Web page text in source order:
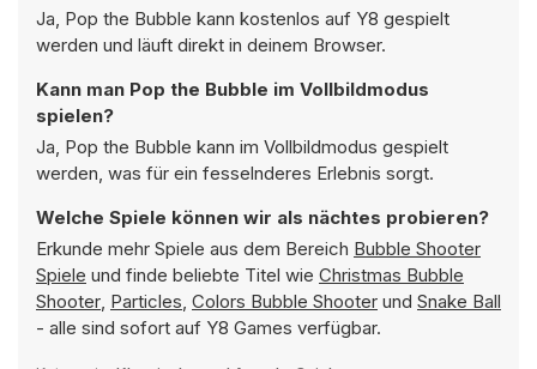
Ja, Pop the Bubble kann kostenlos auf Y8 gespielt
werden und läuft direkt in deinem Browser.
Kann man Pop the Bubble im Vollbildmodus
spielen?
Ja, Pop the Bubble kann im Vollbildmodus gespielt
werden, was für ein fesselnderes Erlebnis sorgt.
Welche Spiele können wir als nächtes probieren?
Erkunde mehr Spiele aus dem Bereich Bubble Shooter
Spiele und finde beliebte Titel wie Christmas Bubble
Shooter, Particles, Colors Bubble Shooter und Snake Ball
- alle sind sofort auf Y8 Games verfügbar.